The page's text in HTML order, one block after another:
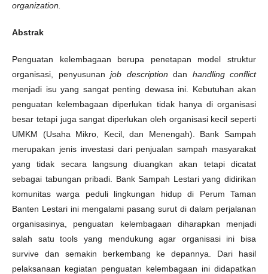
organization.
Abstrak
Penguatan kelembagaan berupa penetapan model struktur
organisasi, penyusunan job description dan handling conflict
menjadi isu yang sangat penting dewasa ini. Kebutuhan akan
penguatan kelembagaan diperlukan tidak hanya di organisasi
besar tetapi juga sangat diperlukan oleh organisasi kecil seperti
UMKM (Usaha Mikro, Kecil, dan Menengah). Bank Sampah
merupakan jenis investasi dari penjualan sampah masyarakat
yang tidak secara langsung diuangkan akan tetapi dicatat
sebagai tabungan pribadi. Bank Sampah Lestari yang didirikan
komunitas warga peduli lingkungan hidup di Perum Taman
Banten Lestari ini mengalami pasang surut di dalam perjalanan
organisasinya, penguatan kelembagaan diharapkan menjadi
salah satu tools yang mendukung agar organisasi ini bisa
survive dan semakin berkembang ke depannya. Dari hasil
pelaksanaan kegiatan penguatan kelembagaan ini didapatkan